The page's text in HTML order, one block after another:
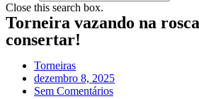
Close this search box.
Torneira vazando na
consertar!
Torneiras
dezembro 8, 2025
Sem Comentários